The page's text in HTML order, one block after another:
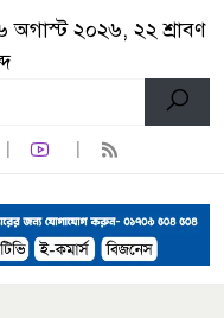
২০২৬, ২২ শ্রাবণ